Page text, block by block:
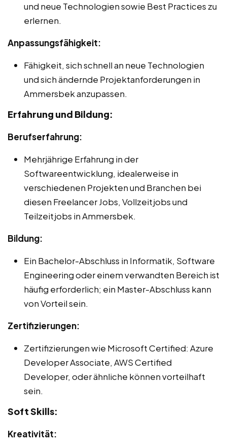
und neue Technologien sowie Best Practices zu
erlernen.
Anpassungsfähigkeit:
Fähigkeit, sich schnell an neue Technologien
und sich ändernde Projektanforderungen in
Ammersbek anzupassen.
Erfahrung und Bildung:
Berufserfahrung:
Mehrjährige Erfahrung in der
Softwareentwicklung, idealerweise in
verschiedenen Projekten und Branchen bei
diesen Freelancer Jobs, Vollzeitjobs und
Teilzeitjobs in Ammersbek.
Bildung:
Ein Bachelor-Abschluss in Informatik, Software
Engineering oder einem verwandten Bereich ist
häufig erforderlich; ein Master-Abschluss kann
von Vorteil sein.
Zertifizierungen:
Zertifizierungen wie Microsoft Certified: Azure
Developer Associate, AWS Certified
Developer, oder ähnliche können vorteilhaft
sein.
Soft Skills:
Kreativität: